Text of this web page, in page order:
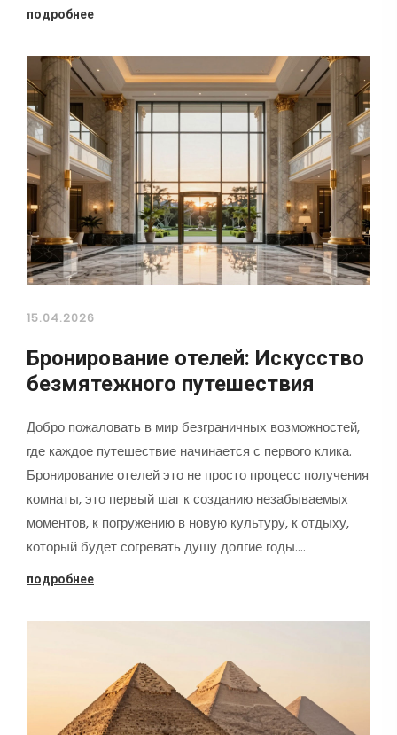
подробнее
15.04.2026
Бронирование отелей: Искусство
безмятежного путешествия
Добро пожаловать в мир безграничных возможностей,
где каждое путешествие начинается с первого клика.
Бронирование отелей это не просто процесс получения
комнаты, это первый шаг к созданию незабываемых
моментов, к погружению в новую культуру, к отдыху,
который будет согревать душу долгие годы.…
подробнее